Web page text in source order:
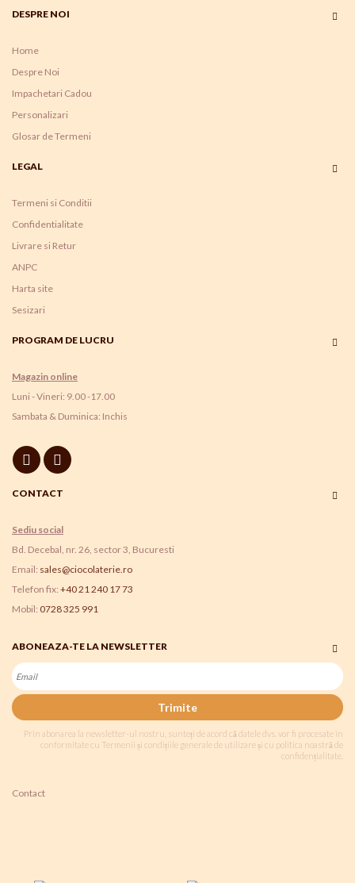
DESPRE NOI
Home
Despre Noi
Impachetari Cadou
Personalizari
Glosar de Termeni
LEGAL
Termeni si Conditii
Confidentialitate
Livrare si Retur
ANPC
Harta site
Sesizari
PROGRAM DE LUCRU
Magazin online
Luni - Vineri: 9.00 -17.00
Sambata & Duminica: Inchis
CONTACT
Sediu social
Bd. Decebal, nr. 26, sector 3, Bucuresti
Email: sales@ciocolaterie.ro
Telefon fix: +40 21 240 17 73
Mobil: 0728 325 991
ABONEAZA-TE LA NEWSLETTER
Trimite
Prin abonarea la newsletter-ul nostru, sunteți de acord că datele dvs. vor fi procesate în
conformitate cu Termenii și condițiile generale de utilizare și cu politica noastră de
confidențialitate.
Contact